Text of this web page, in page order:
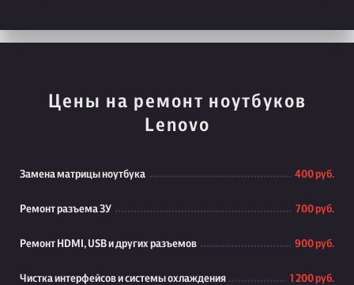
Цены на ремонт ноутбуков
Lenovo
Замена матрицы ноутбука 400 руб.
Ремонт разъема ЗУ 700 руб.
Ремонт HDMI, USB и других разъемов 900 руб.
Чистка интерфейсов и системы охлаждения 1 200 руб.